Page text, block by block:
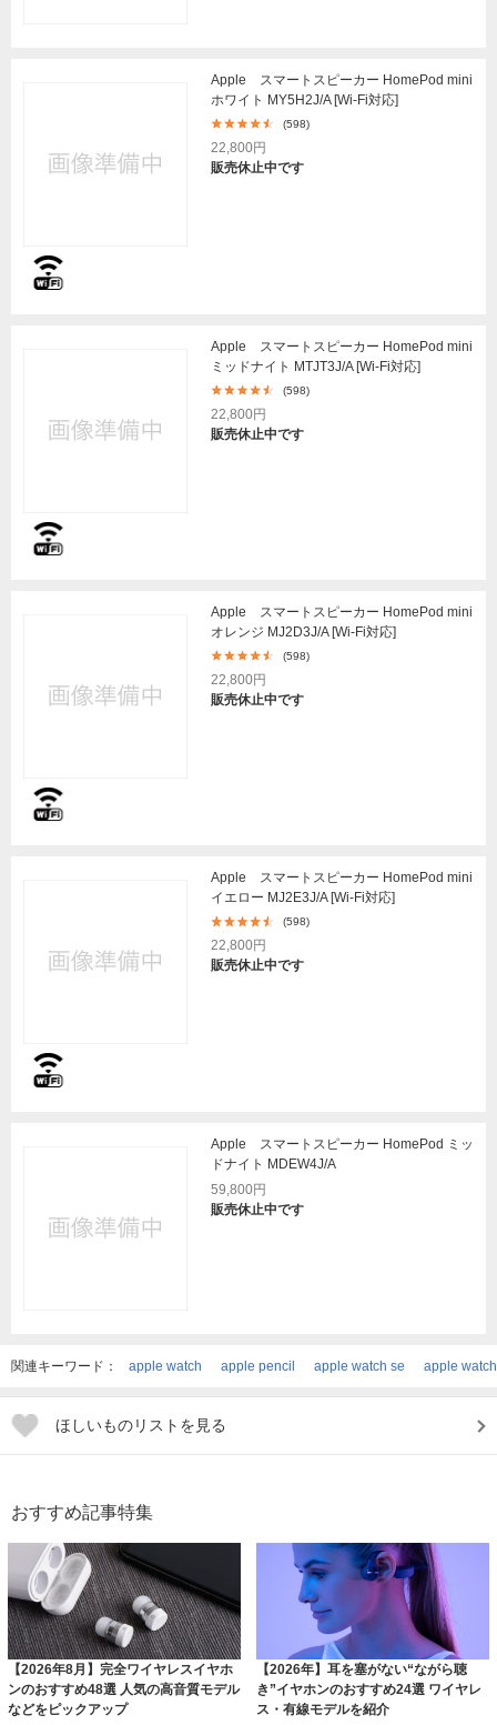
Apple スマートスピーカー HomePod mini
ホワイト MY5H2J/A [Wi-Fi対応]
(598)
22,800円
販売休止中です
Apple スマートスピーカー HomePod mini
ミッドナイト MTJT3J/A [Wi-Fi対応]
(598)
22,800円
販売休止中です
Apple スマートスピーカー HomePod mini
オレンジ MJ2D3J/A [Wi-Fi対応]
(598)
22,800円
販売休止中です
Apple スマートスピーカー HomePod mini
イエロー MJ2E3J/A [Wi-Fi対応]
(598)
22,800円
販売休止中です
Apple スマートスピーカー HomePod ミッ
ドナイト MDEW4J/A
59,800円
販売休止中です
関連キーワード： apple watch apple pencil apple watch se apple
ほしいものリストを見る
おすすめ記事特集
【2026年8月】完全ワイヤレスイヤホ
ンのおすすめ48選 人気の高音質モデル
などをピックアップ
【2026年】耳を塞がない“ながら聴
き”イヤホンのおすすめ24選 ワイヤレ
ス・有線モデルを紹介